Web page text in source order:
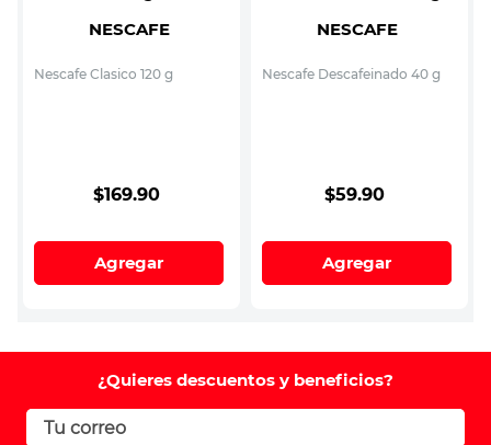
NESCAFE
Nescafe Clasico 120 g
$169.90
Agregar
NESCAFE
Nescafe Descafeinado 40 g
$59.90
Agregar
¿Quieres descuentos y beneficios?